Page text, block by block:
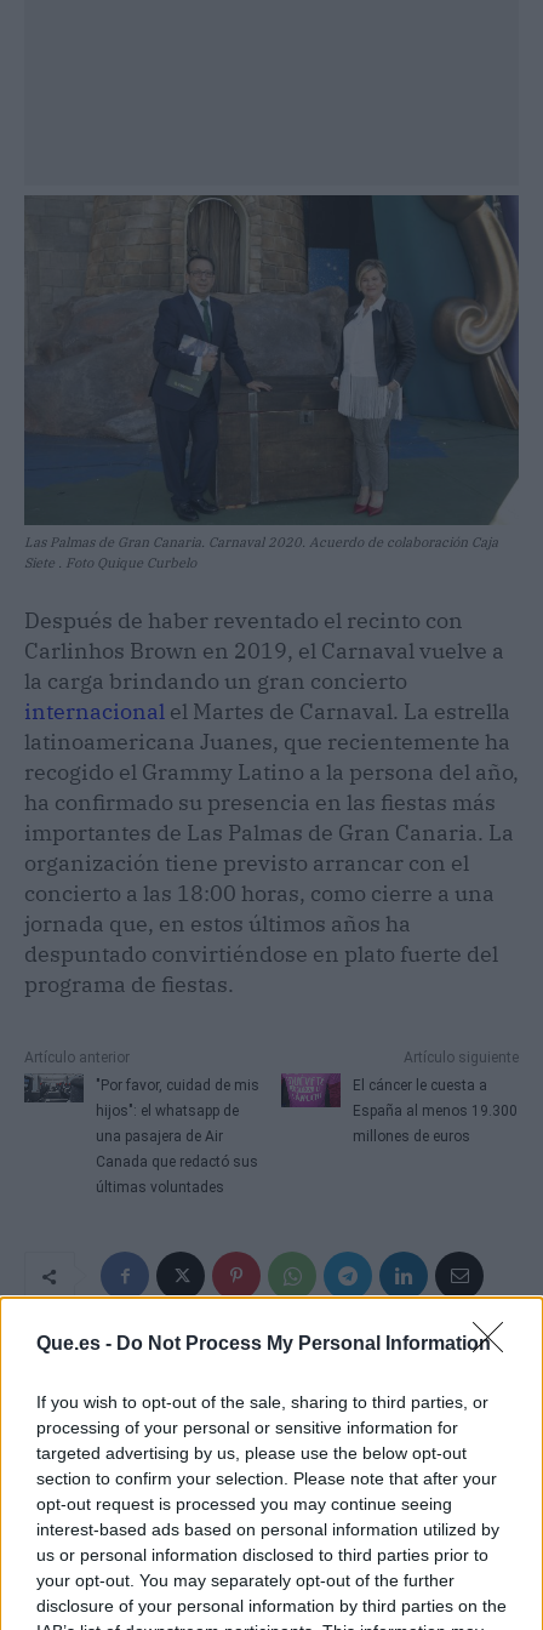
Que.es - Do Not Process My Personal Information
If you wish to opt-out of the sale, sharing to third parties, or
processing of your personal or sensitive information for
targeted advertising by us, please use the below opt-out
section to confirm your selection. Please note that after your
opt-out request is processed you may continue seeing
interest-based ads based on personal information utilized by
us or personal information disclosed to third parties prior to
your opt-out. You may separately opt-out of the further
disclosure of your personal information by third parties on the
Las Palmas de Gran Canaria. Carnaval 2020. Acuerdo de colaboración Caja
Siete . Foto Quique Curbelo
Después de haber reventado el recinto con
Carlinhos Brown en 2019, el Carnaval vuelve a
la carga brindando un gran concierto
internacional el Martes de Carnaval. La estrella
latinoamericana Juanes, que recientemente ha
recogido el Grammy Latino a la persona del año,
ha confirmado su presencia en las fiestas más
importantes de Las Palmas de Gran Canaria. La
organización tiene previsto arrancar con el
concierto a las 18:00 horas, como cierre a una
jornada que, en estos últimos años ha
despuntado convirtiéndose en plato fuerte del
programa de fiestas.
Artículo anterior
"Por favor, cuidad de mis
hijos": el whatsapp de
una pasajera de Air
Canada que redactó sus
últimas voluntades
Artículo siguiente
El cáncer le cuesta a
España al menos 19.300
millones de euros